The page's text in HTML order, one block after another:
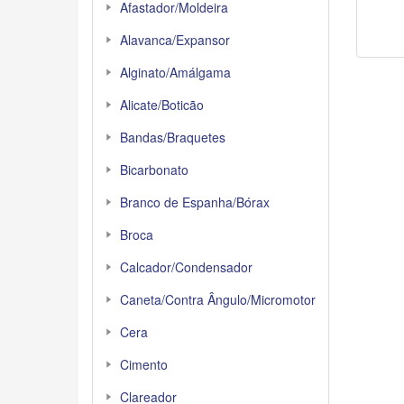
Afastador/Moldeira
Alavanca/Expansor
Alginato/Amálgama
Alicate/Boticão
Bandas/Braquetes
Bicarbonato
Branco de Espanha/Bórax
Broca
Calcador/Condensador
Caneta/Contra Ângulo/Micromotor
Cera
Cimento
Clareador